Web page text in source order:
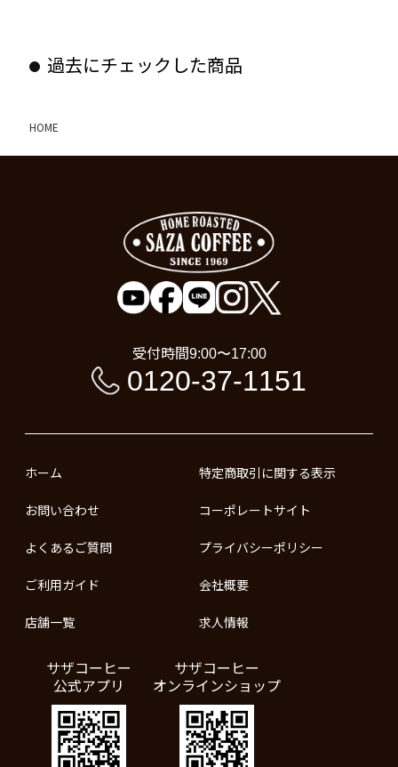
過去にチェックした商品
HOME
受付時間9:00〜17:00
0120-37-1151
ホーム
お問い合わせ
よくあるご質問
ご利用ガイド
店舗一覧
特定商取引に関する表示
コーポレートサイト
プライバシーポリシー
会社概要
求人情報
サザコーヒー
公式アプリ
サザコーヒー
オンラインショップ